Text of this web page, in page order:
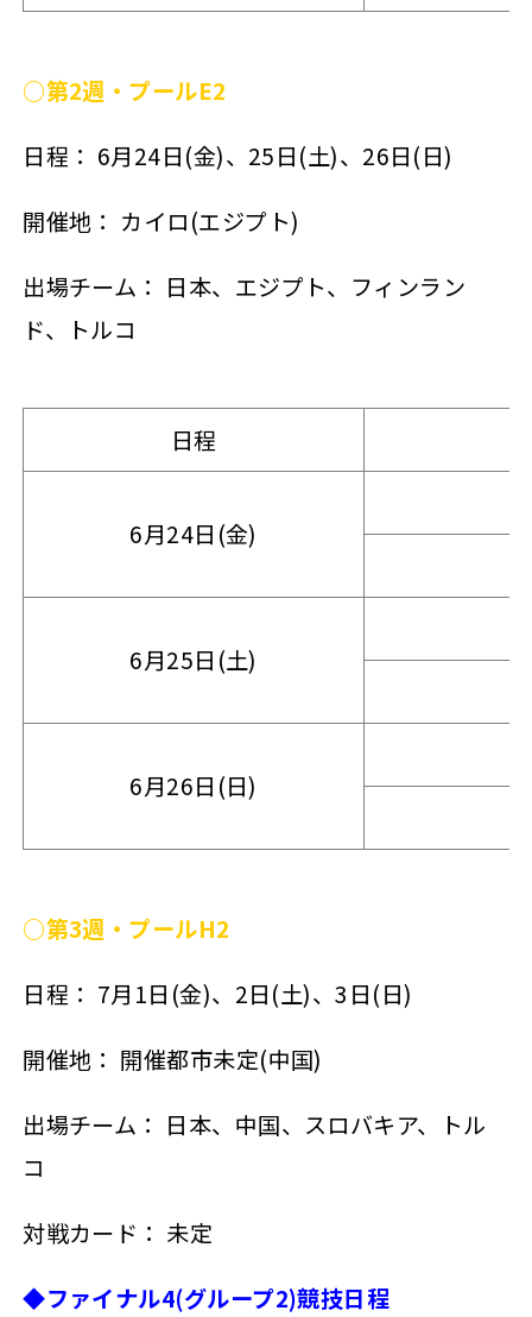
○第2週・プールE2
日程： 6月24日(金)、25日(土)、26日(日)
開催地： カイロ(エジプト)
出場チーム： 日本、エジプト、フィンラン
ド、トルコ
日程
6月24日(金)
6月25日(土)
6月26日(日)
○第3週・プールH2
日程： 7月1日(金)、2日(土)、3日(日)
開催地： 開催都市未定(中国)
出場チーム： 日本、中国、スロバキア、トル
コ
対戦カード： 未定
◆ファイナル4(グループ2)競技日程